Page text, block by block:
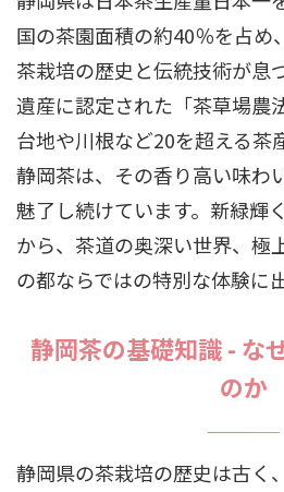
国の茶園面積の約40％を占め
茶栽培の歴史と伝統技術が息
遺産に認定された「茶草場農
台地や川根など20を超える茶
静岡茶は、その香り高い味わ
魅了し続けています。新緑輝
から、茶道の奥深い世界、極
の都ならではの特別な体験に
静岡茶の基礎知識 - な
のか
静岡県の茶栽培の歴史は古く